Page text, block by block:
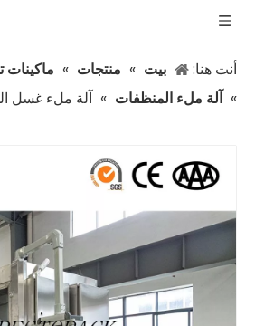
أنت هنا: بيت » منتجات » ماكينات
» آلة ملء المنظفات » آلة ملء غسل